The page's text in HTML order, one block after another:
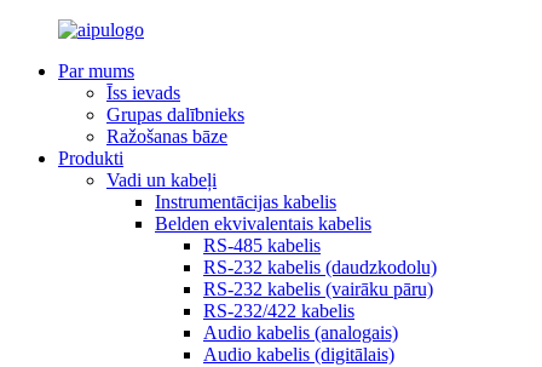
Par mums
Īss ievads
Grupas dalībnieks
Ražošanas bāze
Produkti
Vadi un kabeļi
Instrumentācijas kabelis
Belden ekvivalentais kabelis
RS-485 kabelis
RS-232 kabelis (daudzkodolu)
RS-232 kabelis (vairāku pāru)
RS-232/422 kabelis
Audio kabelis (analogais)
Audio kabelis (digitālais)